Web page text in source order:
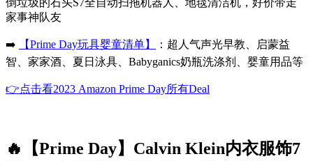
倒垃圾的石头S7全自动扫拖机器人、地毯清洁机，好价带走
家事神队友
➡️ 【Prime Day玩具婴童清单】
：超人气声光早教、启蒙益
智、家家酒、夏日泳具、Babyganics奶瓶洗涤剂、婴童用品等
👉点击看2023 Amazon Prime Day所有Deal
🔥【Prime Day】Calvin Klein内衣服饰7